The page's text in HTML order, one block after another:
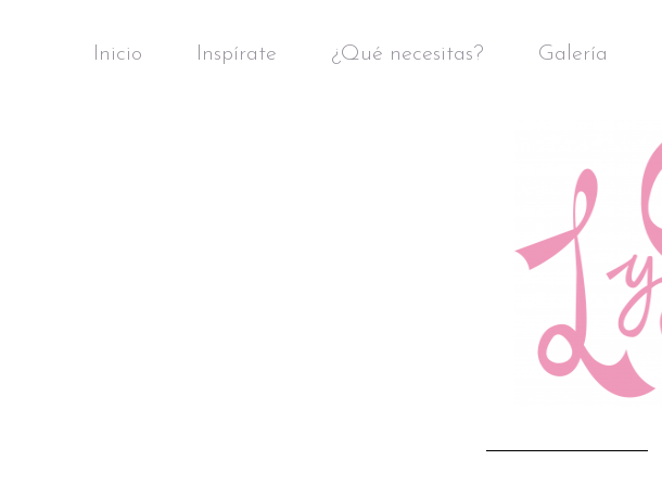
Inicio Inspírate ¿Qué necesitas? Galería